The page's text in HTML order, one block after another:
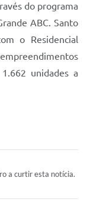
do programa
ABC. Santo
o Residencial
unidades a
a curtir esta notícia.